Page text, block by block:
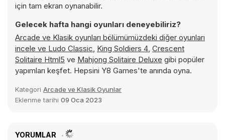
için tam ekran oynanabilir.
Gelecek hafta hangi oyunları deneyebiliriz?
Arcade ve Klasik oyunları bölümümüzdeki diğer oyunları
incele ve Ludo Classic, King Soldiers 4, Crescent
Solitaire Html5 ve Mahjong Solitaire Deluxe gibi popüler
yapımları keşfet. Hepsini Y8 Games'te anında oyna.
Kategori Arcade ve Klasik Oyunlar
Eklenme tarihi 09 Oca 2023
YORUMLAR